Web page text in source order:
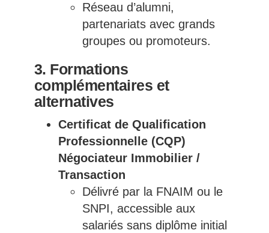
Réseau d’alumni,
partenariats avec grands
groupes ou promoteurs.
3. Formations
complémentaires et
alternatives
Certificat de Qualification
Professionnelle (CQP)
Négociateur Immobilier /
Transaction
Délivré par la FNAIM ou le
SNPI, accessible aux
salariés sans diplôme initial